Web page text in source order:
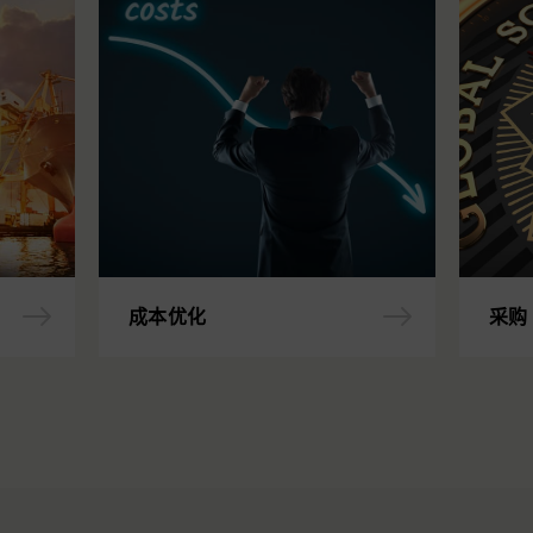
成本优化 采购